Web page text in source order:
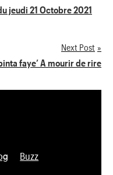
jeudi 21 Octobre 2021
Next Post
faye’ A mourir de rire
Buzz